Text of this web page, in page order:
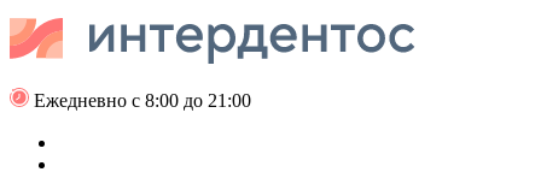
Ежедневно с 8:00 до 21:00